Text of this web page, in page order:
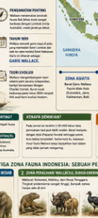
Astra Motor
Mahasiswa
Honda SDGs
Jumat, 10 Jul 2026 19:01